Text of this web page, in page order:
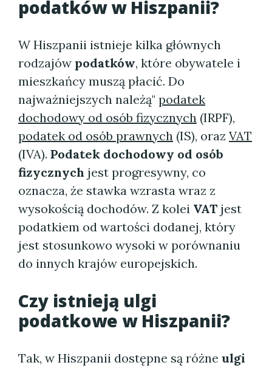
podatków w Hiszpanii?
W Hiszpanii istnieje kilka głównych
rodzajów podatków, które obywatele i
mieszkańcy muszą płacić. Do
najważniejszych należą" podatek
dochodowy od osób fizycznych (IRPF),
podatek od osób prawnych (IS), oraz VAT
(IVA). Podatek dochodowy od osób
fizycznych jest progresywny, co
oznacza, że stawka wzrasta wraz z
wysokością dochodów. Z kolei VAT jest
podatkiem od wartości dodanej, który
jest stosunkowo wysoki w porównaniu
do innych krajów europejskich.
Czy istnieją ulgi
podatkowe w Hiszpanii?
Tak, w Hiszpanii dostępne są różne ulgi